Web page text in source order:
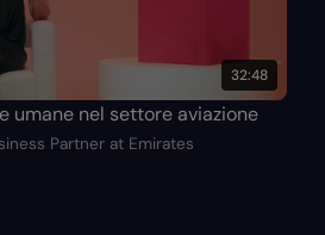
32:48
umane nel settore aviazione
Partner at Emirates